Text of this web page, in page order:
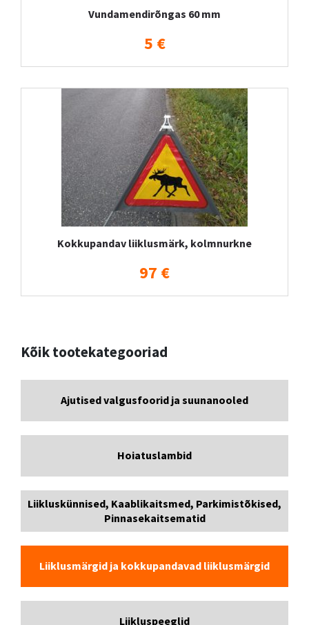
Vundamendirõngas 60 mm
5 €
Kokkupandav liiklusmärk, kolmnurkne
97 €
Kõik tootekategooriad
Ajutised valgusfoorid ja suunanooled
Hoiatuslambid
Liikluskünnised, Kaablikaitsmed, Parkimistõkised,
Pinnasekaitsematid
Liiklusmärgid ja kokkupandavad liiklusmärgid
Liikluspeeglid